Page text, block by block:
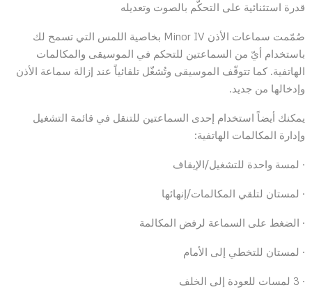
قدرة استثنائية على التحكّم بالصوت وتعديله
صُمّمت سماعات الأذن Minor IV بخاصية اللمس التي تسمح لك
باستخدام أيّ من السماعتين للتحكم في الموسيقى والمكالمات
الهاتفية. كما تتوقّف الموسيقى وتُشغّل تلقائياً عند إزالة سماعة الأذن
وإدخالها من جديد.
يمكنك أيضاً استخدام إحدى السماعتين للتنقل في قائمة التشغيل
وإدارة المكالمات الهاتفية:
· لمسة واحدة للتشغيل/الإيقاف
· لمستان لتلقي المكالمات/إنهائها
· الضغط على السماعة لرفض المكالمة
· لمستان للتخطي إلى الأمام
· 3 لمسات للعودة إلى الخلف